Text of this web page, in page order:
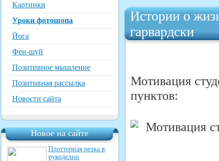
Картинки
Уроки фотошопа
Йога
Фен-шуй
Позитивное мышление
Позитивная рассылка
Новости сайта
Новое на сайте
Плоттерная резка в
рукоделии
Истории о
гарвардски
Мотивация
пунктов: